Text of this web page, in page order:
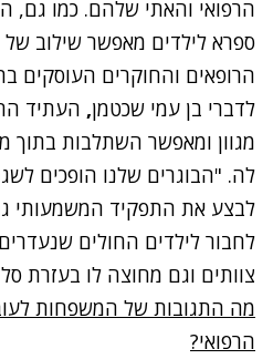
הרפואי והאתי שלהם. כמו גם,
ספרא לילדים מאפשר שילוב של
הרופאים והחוקרים העוסקים
לדברי בן עמי שכטמן, העתיד
מגוון ומאפשר השתלבות בתוך
לה. "הבוגרים שלנו הופכים
לבצע את התפקיד המשמעותי
לחבור לילדים החולים
צוותים וגם מחוצה לו בעזרת
מה התגובות של המשפחות
הרפואי?